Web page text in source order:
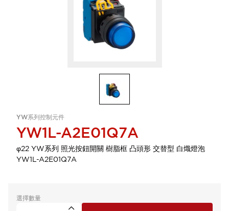
YW系列控制元件
YW1L-A2E01Q7A
φ22 YW系列 照光按鈕開關 樹脂框 凸頭形 交替型 白熾燈泡
YW1L-A2E01Q7A
選擇數量